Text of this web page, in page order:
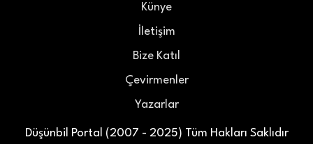
Düşünbil Portal (2007 - 2025) Tüm Hakları Saklıdır
Künye
İletişim
Bize Katıl
Çevirmenler
Yazarlar